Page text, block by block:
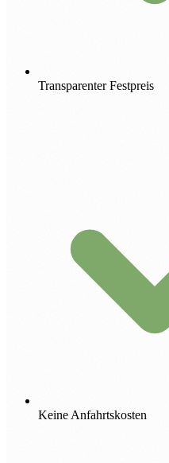
Transparenter Festpreis
Keine Anfahrtskosten